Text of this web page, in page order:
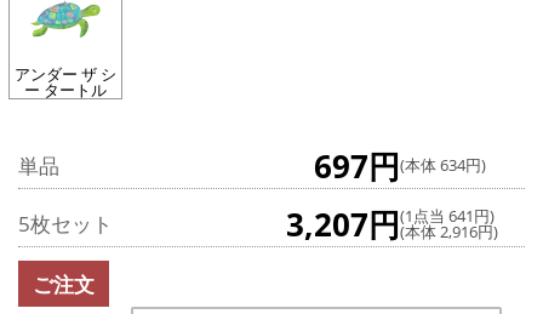
アンダー ザ シ
ー タートル
単品 697円(本体 634円)
5枚セット 3,207円(1点当 641円)
(本体 2,916円)
ご注文